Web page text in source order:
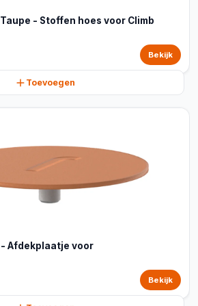
- Stoffen hoes voor Climb
Bekijk
Toevoegen
- Afdekplaatje voor
Bekijk